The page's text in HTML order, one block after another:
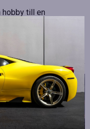
hobby till en
kan avgöra
vikt vid hårdvara